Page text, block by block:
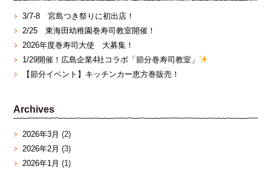
3/7‐8 宮島つき祭りに初出店！
2/25 東海田幼稚園巻寿司教室開催！
2026年度巻寿司大使 大募集！
1/29開催！広島企業4社コラボ「節分巻寿司教室」
【節分イベント】キッチンカー恵方巻販売！
Archives
2026年3月 (2)
2026年2月 (3)
2026年1月 (1)